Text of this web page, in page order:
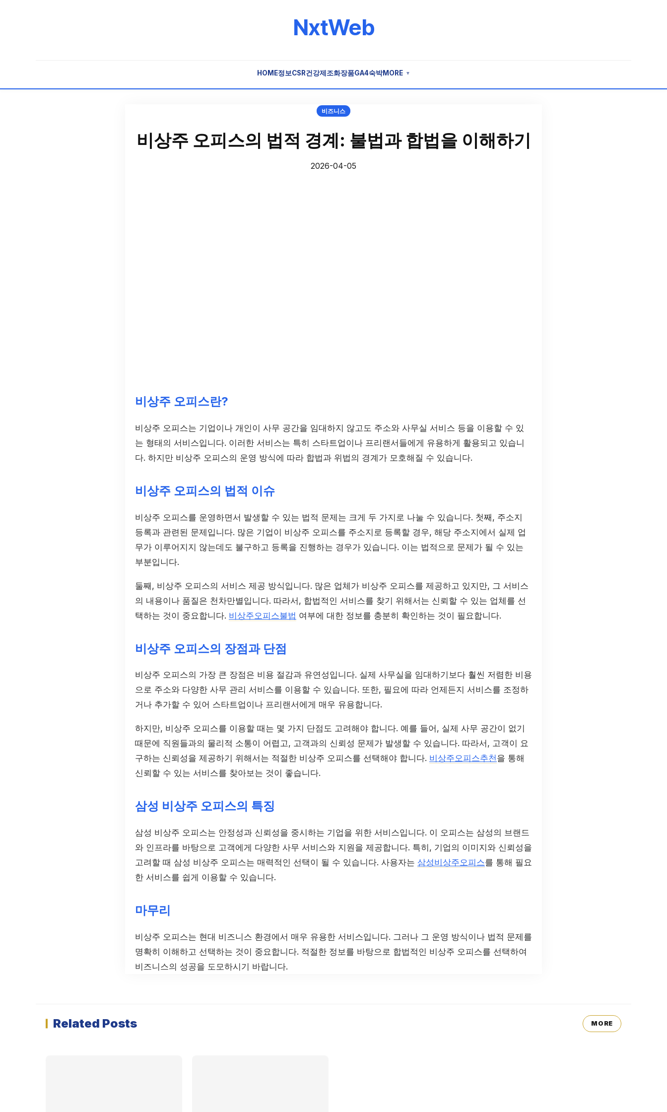
NxtWeb
HOME정보CSR건강제조화장품GA4숙박MORE ▼
비즈니스
비상주 오피스의 법적 경계: 불법과 합법을 이해하기
2026-04-05
비상주 오피스란?
비상주 오피스는 기업이나 개인이 사무 공간을 임대하지 않고도 주소와 사무실 서비스 등을 이용할 수 있
는 형태의 서비스입니다. 이러한 서비스는 특히 스타트업이나 프리랜서들에게 유용하게 활용되고 있습니
다. 하지만 비상주 오피스의 운영 방식에 따라 합법과 위법의 경계가 모호해질 수 있습니다.
비상주 오피스의 법적 이슈
비상주 오피스를 운영하면서 발생할 수 있는 법적 문제는 크게 두 가지로 나눌 수 있습니다. 첫째, 주소지
등록과 관련된 문제입니다. 많은 기업이 비상주 오피스를 주소지로 등록할 경우, 해당 주소지에서 실제 업
무가 이루어지지 않는데도 불구하고 등록을 진행하는 경우가 있습니다. 이는 법적으로 문제가 될 수 있는
부분입니다.
둘째, 비상주 오피스의 서비스 제공 방식입니다. 많은 업체가 비상주 오피스를 제공하고 있지만, 그 서비스
의 내용이나 품질은 천차만별입니다. 따라서, 합법적인 서비스를 찾기 위해서는 신뢰할 수 있는 업체를 선
택하는 것이 중요합니다. 비상주오피스불법 여부에 대한 정보를 충분히 확인하는 것이 필요합니다.
비상주 오피스의 장점과 단점
비상주 오피스의 가장 큰 장점은 비용 절감과 유연성입니다. 실제 사무실을 임대하기보다 훨씬 저렴한 비용
으로 주소와 다양한 사무 관리 서비스를 이용할 수 있습니다. 또한, 필요에 따라 언제든지 서비스를 조정하
거나 추가할 수 있어 스타트업이나 프리랜서에게 매우 유용합니다.
하지만, 비상주 오피스를 이용할 때는 몇 가지 단점도 고려해야 합니다. 예를 들어, 실제 사무 공간이 없기
때문에 직원들과의 물리적 소통이 어렵고, 고객과의 신뢰성 문제가 발생할 수 있습니다. 따라서, 고객이 요
구하는 신뢰성을 제공하기 위해서는 적절한 비상주 오피스를 선택해야 합니다. 비상주오피스추천을 통해
신뢰할 수 있는 서비스를 찾아보는 것이 좋습니다.
삼성 비상주 오피스의 특징
삼성 비상주 오피스는 안정성과 신뢰성을 중시하는 기업을 위한 서비스입니다. 이 오피스는 삼성의 브랜드
와 인프라를 바탕으로 고객에게 다양한 사무 서비스와 지원을 제공합니다. 특히, 기업의 이미지와 신뢰성을
고려할 때 삼성 비상주 오피스는 매력적인 선택이 될 수 있습니다. 사용자는 삼성비상주오피스를 통해 필요
한 서비스를 쉽게 이용할 수 있습니다.
마무리
비상주 오피스는 현대 비즈니스 환경에서 매우 유용한 서비스입니다. 그러나 그 운영 방식이나 법적 문제를
명확히 이해하고 선택하는 것이 중요합니다. 적절한 정보를 바탕으로 합법적인 비상주 오피스를 선택하여
비즈니스의 성공을 도모하시기 바랍니다.
Related Posts MORE